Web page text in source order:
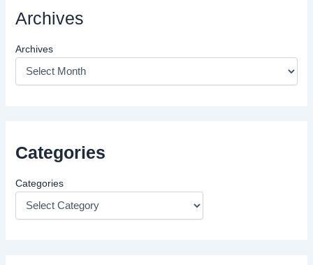
Archives
Archives
Categories
Categories